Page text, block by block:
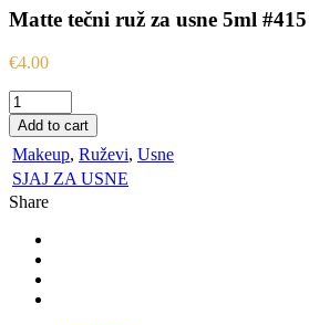
Matte tečni ruž za usne 5ml
€4.00
Matte
tečni
ruž
za
usne
5ml
Merry
Mulberry
quantity
Add to cart
Makeup, Ruževi, Usne
SJAJ ZA USNE
Share